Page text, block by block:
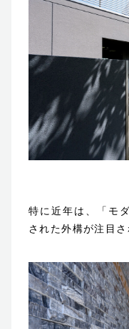
お
ガ
特に近年は、「モ
された外構が注目さ